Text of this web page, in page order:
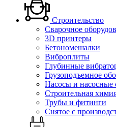
Строительство
Сварочное
3D принтеры
Бетономешалки
Виброплиты
Глубинные
Грузоподъемное
Насосы и насосные
Строительная
Трубы и фитинги
Снятое с